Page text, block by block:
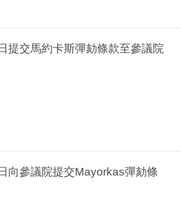
提交馬約卡斯彈劾條款至參議院
向參議院提交Mayorkas彈劾條